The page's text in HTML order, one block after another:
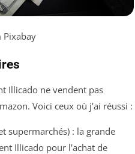
Pixabay
Illicado ne vendent pas
Voici ceux où j'ai réussi :
supermarchés) : la grande
Illicado pour l'achat de